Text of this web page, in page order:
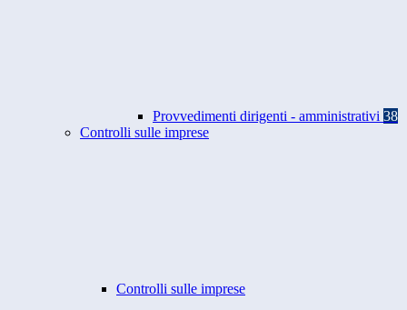
Provvedimenti dirigenti - amministrativi 38
Controlli sulle imprese
Controlli sulle imprese